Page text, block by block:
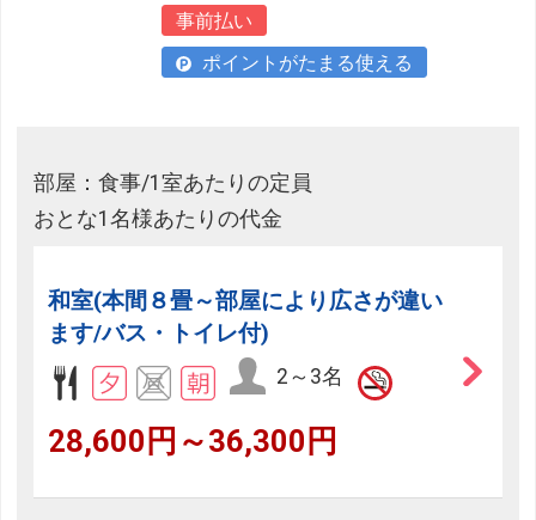
事前払い
ポイントがたまる使える
部屋：食事/1室あたりの定員
おとな1名様あたりの代金
和室(本間８畳～部屋により広さが違い
ます/バス・トイレ付)
2～3名
28,600円～36,300円